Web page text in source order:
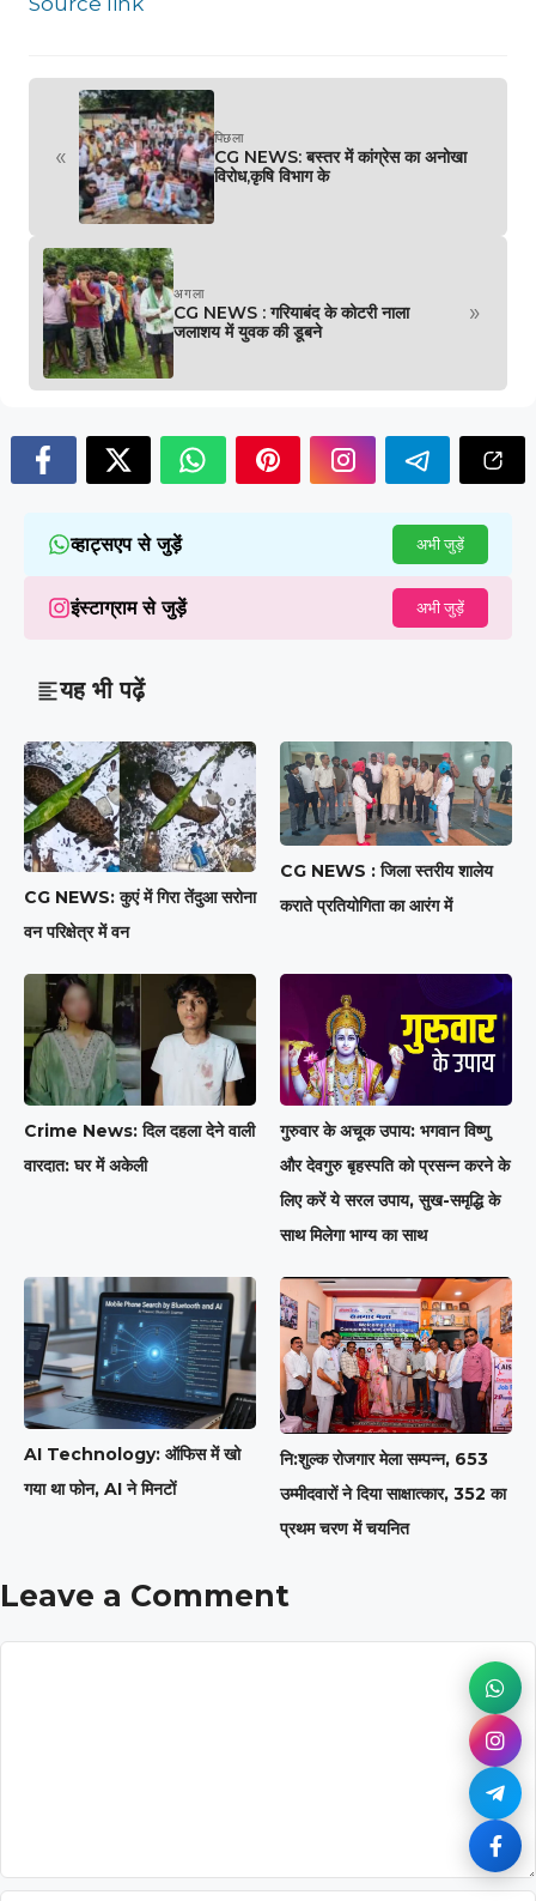
«
पिछला
CG NEWS: बस्तर में कांग्रेस का अनोखा
विरोध,कृषि विभाग के
अगला
CG NEWS : गरियाबंद के कोटरी नाला
जलाशय में युवक की डूबने
»
व्हाट्सएप से जुड़ें अभी जुड़ें
इंस्टाग्राम से जुड़ें अभी जुड़ें
यह भी पढ़ें
CG NEWS: कुएं में गिरा तेंदुआ सरोना
वन परिक्षेत्र में वन
CG NEWS : जिला स्तरीय शालेय
कराते प्रतियोगिता का आरंग में
Crime News: दिल दहला देने वाली
वारदात: घर में अकेली
गुरुवार के अचूक उपाय: भगवान विष्णु
और देवगुरु बृहस्पति को प्रसन्न करने के
लिए करें ये सरल उपाय, सुख-समृद्धि के
साथ मिलेगा भाग्य का साथ
AI Technology: ऑफिस में खो
गया था फोन, AI ने मिनटों
नि:शुल्क रोजगार मेला सम्पन्न, 653
उम्मीदवारों ने दिया साक्षात्कार, 352 का
प्रथम चरण में चयनित
Leave a Comment